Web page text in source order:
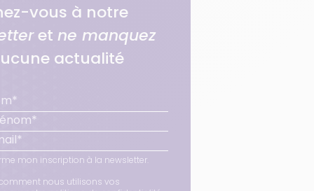
vous à notre
et ne manquez
actualité
mon inscription à la newsletter.
nous utilisons vos